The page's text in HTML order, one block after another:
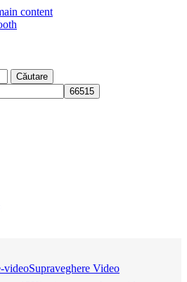
content
Căutare
Supraveghere Video